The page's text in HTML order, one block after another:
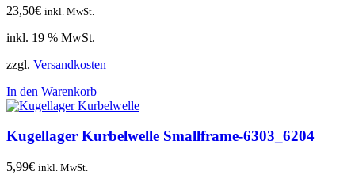
23,50€ inkl. MwSt.
inkl. 19 % MwSt.
zzgl. Versandkosten
In den Warenkorb
Kugellager Kurbelwelle Smallframe-6303_6204
5,99€ inkl. MwSt.